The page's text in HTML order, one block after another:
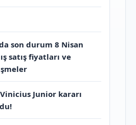
son durum 8 Nisan
satış fiyatları ve
Junior kararı